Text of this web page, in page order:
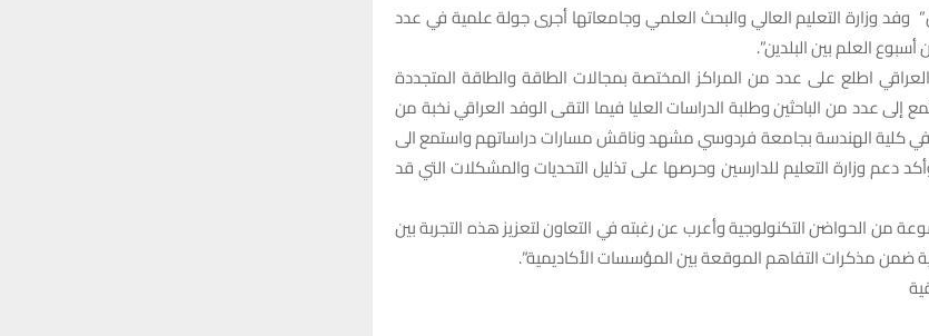
وفد وزارة التعليم العالي والبحث العلمي وجامعاتها أجرى جولة علمية في عدد
العلم بين البلدين”.
اطلع على عدد من المراكز المختصة بمجالات الطاقة والطاقة المتجددة
إلى عدد من الباحثين وطلبة الدراسات العليا فيما التقى الوفد العراقي نخبة من
في كلية الهندسة بجامعة فردوسي مشهد وناقش مسارات دراساتهم واستمع الى
دعم وزارة التعليم للدارسين وحرصها على تذليل التحديات والمشكلات التي قد
من الحواضن التكنولوجية وأعرب عن رغبته في التعاون لتعزيز هذه التجربة بين
ضمن مذكرات التفاهم الموقعة بين المؤسسات الأكاديمية”.